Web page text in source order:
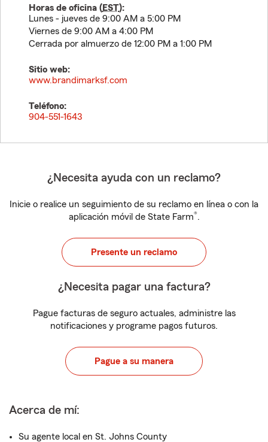
Horas de oficina (EST):
Lunes - jueves de 9:00 AM a 5:00 PM
Viernes de 9:00 AM a 4:00 PM
Cerrada por almuerzo de 12:00 PM a 1:00 PM
Sitio web:
www.brandimarksf.com
Teléfono:
904-551-1643
¿Necesita ayuda con un reclamo?
Inicie o realice un seguimiento de su reclamo en línea o con la
aplicación móvil de State Farm®.
Presente un reclamo
¿Necesita pagar una factura?
Pague facturas de seguro actuales, administre las
notificaciones y programe pagos futuros.
Pague a su manera
Acerca de mí:
Su agente local en St. Johns County